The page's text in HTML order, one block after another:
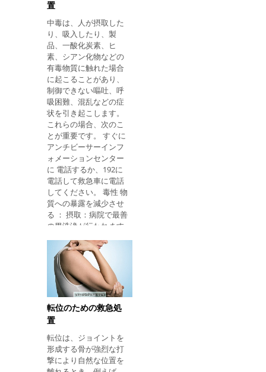
るために、他の重要な
い。 さらに、例えば風
邪、インフルエン
度の低血糖の場合の処
置 低血糖が非常に重篤
な場合、人は気絶し、
呼吸停止に至ることさ
えあります。 そのよう
な場合は、すぐに救急
車を呼び出す必要があ
り、呼吸を止めた場合
は、医療チームが到着
して血流を維持するま
で心臓マッサージを開
始する必要がありま
す。 必要に応じて、心
臓マッサージを行う方
法を段階的に見てくだ
さい。 それが低血糖症
かどうかを知る方法 低
血糖は、血糖値が
70mg / dL以下の場合
に発生します。通常、
インスリンの誤った投
与後に起こります。食
べ過ぎや体の過度な活
動など。 時には、毛細
管血糖の研究がなくて
も、その人はいくつか
の症状を呈し、低血糖
症の疑いにつながるこ
候のいくつかは次のと
おりです。 制御不
置
中毒は、人が摂取した
り、吸入したり、製
品、一酸化炭素、ヒ
素、シアン化物などの
有毒物質に触れた場合
に起こることがあり、
制御できない嘔吐、呼
吸困難、混乱などの症
状を引き起こします。
これらの場合、次のこ
とが重要です。 すぐに
アンチビーサーインフ
ォメーションセンター
に 電話するか、192に
電話して救急車に電話
してください。 毒性 物
質への暴露を減少させ
る ： 摂取：病院で最善
の胃洗浄が行われます
間に大人用の水で希釈
した活性炭100gまたは
この炭25gを飲むこと
ができます。子供た
ち。 炭は有毒物質に付
着し、胃の中に吸収さ
れないようにします。
それは薬局やいくつか
の自然食品店で購入す
ることができます。 吸
入：汚染された環境か
転位のための救急処
置
転位は、ジョイントを
形成する骨が強烈な打
撃により自然な位置を